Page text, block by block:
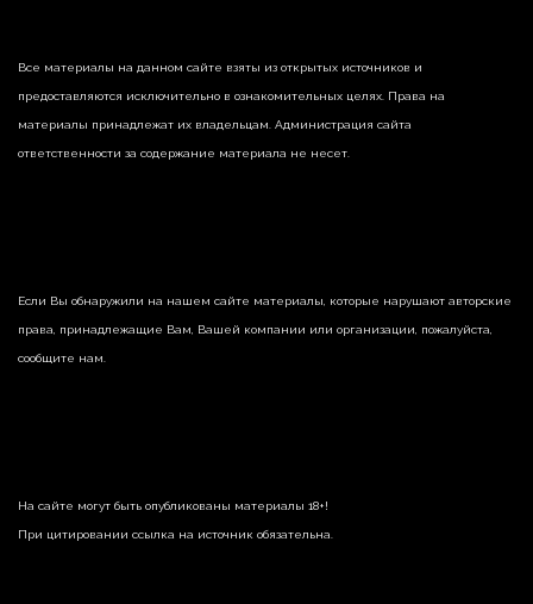
Все материалы на данном сайте взяты из открытых источников и
предоставляются исключительно в ознакомительных целях. Права на
материалы принадлежат их владельцам. Администрация сайта
ответственности за содержание материала не несет.
Если Вы обнаружили на нашем сайте материалы, которые нарушают авторские
права, принадлежащие Вам, Вашей компании или организации, пожалуйста,
сообщите нам.
На сайте могут быть опубликованы материалы 18+!
При цитировании ссылка на источник обязательна.